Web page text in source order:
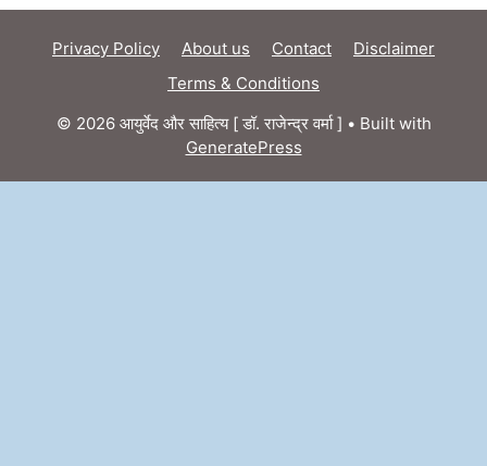
Privacy Policy About us Contact
Disclaimer
Terms & Conditions
© 2026 आयुर्वेद और साहित्य [ डॉ. राजेन्द्र वर्मा ] • Built with
GeneratePress